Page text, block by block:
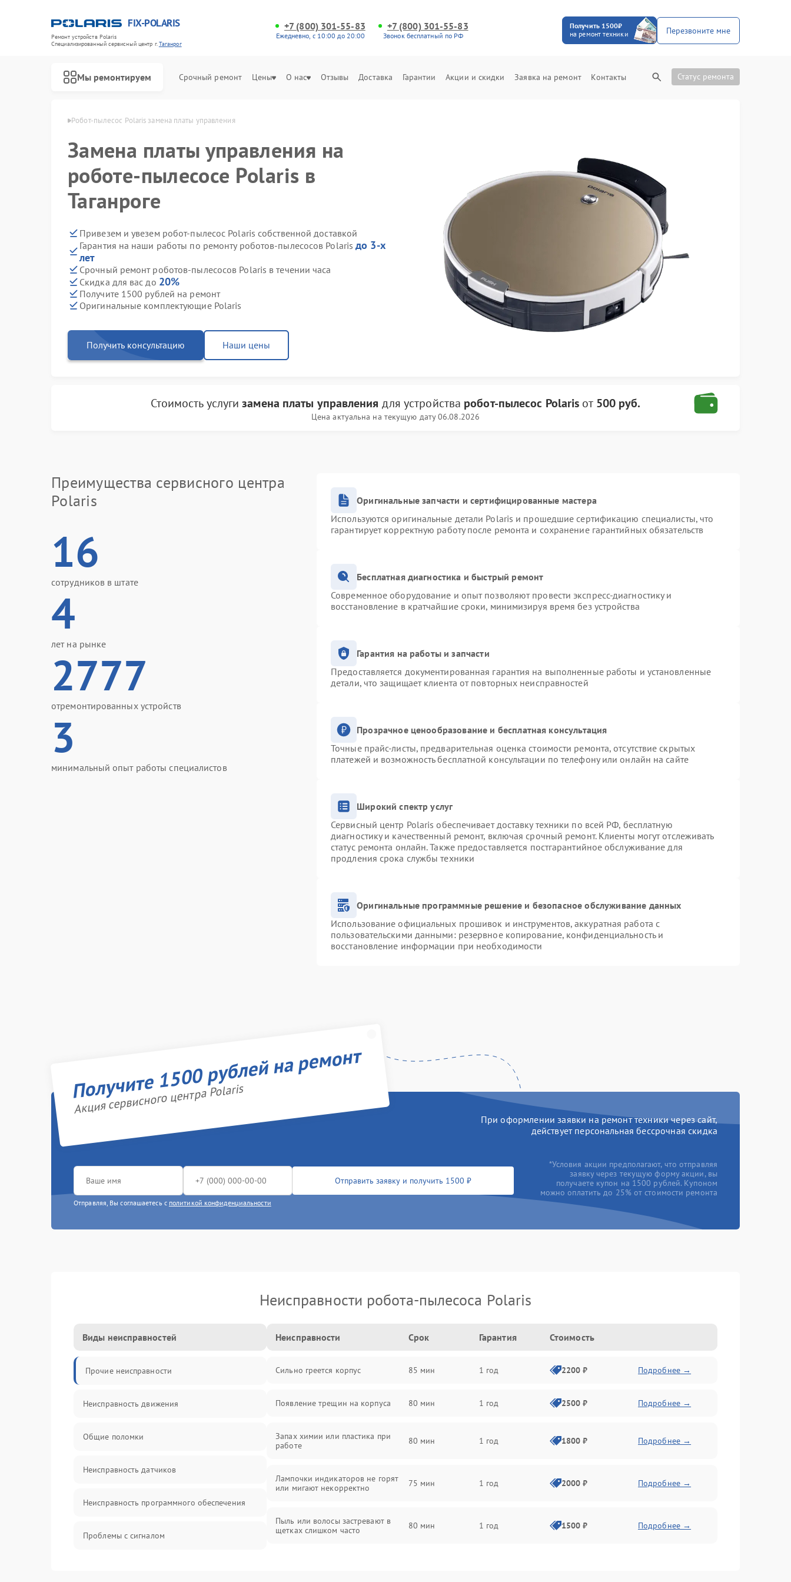
FIX-POLARIS
Ремонт устройств Polaris
Специализированный cервисный центр г.Таганрог
+7 (800) 301-55-83
Ежедневно, с 10:00 до 20:00
+7 (800) 301-55-83
Звонок бесплатный по РФ
Получить 1500₽
на ремонт техники
Перезвоните мне
Мы ремонтируем Срочный ремонт Цены О нас Отзывы Доставка Гарантии Акции и скидки Заявка на ремонт Контакты Статус ремонта
в Таганроге Робот-пылесос Polaris замена платы управления
Замена платы управления на
роботе-пылесосе Polaris в
Таганроге
Привезем и увезем робот-пылесос Polaris собственной доставкой
Гарантия на наши работы по ремонту роботов-пылесосов Polarisдо 3-х
лет
Срочный ремонт роботов-пылесосов Polaris в течении часа
Скидка для вас до 20%
Получите 1500 рублей на ремонт
Оригинальные комплектующие Polaris
Получить консультацию Наши цены
Стоимость услугизамена платы управления для устройства робот-пылесос Polaris от 500 руб.
Цена актуальна на текущую дату 06.08.2026
Преимущества сервисного центра
Polaris
16
сотрудников в штате
4
лет на рынке
2777
отремонтированных устройств
3
минимальный опыт работы специалистов
Оригинальные запчасти и сертифицированные мастера
Используются оригинальные детали Polaris и прошедшие сертификацию специалисты, что
гарантирует корректную работу после ремонта и сохранение гарантийных обязательств
Бесплатная диагностика и быстрый ремонт
Современное оборудование и опыт позволяют провести экспресс-диагностику и
восстановление в кратчайшие сроки, минимизируя время без устройства
Гарантия на работы и запчасти
Предоставляется документированная гарантия на выполненные работы и установленные
детали, что защищает клиента от повторных неисправностей
Прозрачное ценообразование и бесплатная консультация
Точные прайс-листы, предварительная оценка стоимости ремонта, отсутствие скрытых
платежей и возможность бесплатной консультации по телефону или онлайн на сайте
Широкий спектр услуг
Сервисный центр Polaris обеспечивает доставку техники по всей РФ, бесплатную
диагностику и качественный ремонт, включая срочный ремонт. Клиенты могут отслеживать
статус ремонта онлайн. Также предоставляется постгарантийное обслуживание для
продления срока службы техники
Оригинальные программные решение и безопасное обслуживание данных
Использование официальных прошивок и инструментов, аккуратная работа с
пользовательскими данными: резервное копирование, конфиденциальность и
восстановление информации при необходимости
Получите 1500 рублей на ремонт
Акция сервисного центра Polaris
При оформлении заявки на ремонт техники через сайт,
действует персональная бессрочная скидка
Отправить заявку и получить 1500 ₽
Отправляя, Вы соглашаетесь с политикой конфиденциальности
*Условия акции предполагают, что отправляя
заявку через текущую форму акции, вы
получаете купон на 1500 рублей. Купоном
можно оплатить до 25% от стоимости ремонта
Неисправности робота-пылесоса Polaris
Виды неисправностей
Прочие неисправности
Неисправность движения
Общие поломки
Неисправность датчиков
Неисправность программного обеспечения
Проблемы с сигналом
Неисправности Срок Гарантия Стоимость
Сильно греется корпус 85 мин 1 год 2200 ₽ Подробнее →
Появление трещин на корпуса 80 мин 1 год 2500 ₽ Подробнее →
Запах химии или пластика при
работе
80 мин 1 год 1800 ₽ Подробнее →
Лампочки индикаторов не горят
или мигают некорректно
75 мин 1 год 2000 ₽ Подробнее →
Пыль или волосы застревают в
щетках слишком часто
80 мин 1 год 1500 ₽ Подробнее →